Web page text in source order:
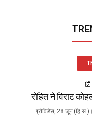
रोहित ने विराट
प्रोविडेंस, 28 जून (हि.स.)।